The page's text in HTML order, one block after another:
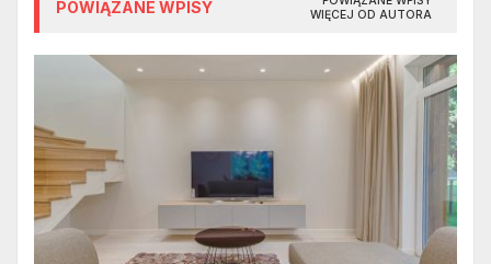
POWIĄZANE WPISY
WIĘCEJ OD AUTORA